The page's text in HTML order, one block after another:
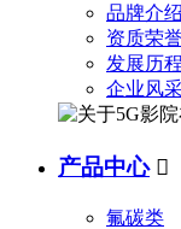
品牌介绍
资质荣
发展历程
企业风
产品中心 
氟碳类